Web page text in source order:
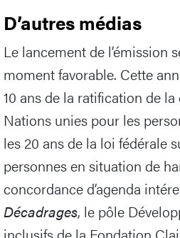
D’autres médias
Le lancement de l’émission
moment favorable. Cette
10 ans de la ratification de
Nations unies pour les
les 20 ans de la loi fédérale
personnes en situation de
concordance d’agenda
Décadrages, le pôle